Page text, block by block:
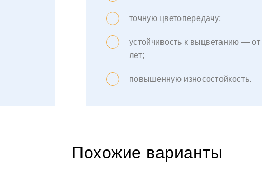
точную цветопередачу;
устойчивость к выцветанию —
лет;
повышенную износостойкость.
Похожие варианты